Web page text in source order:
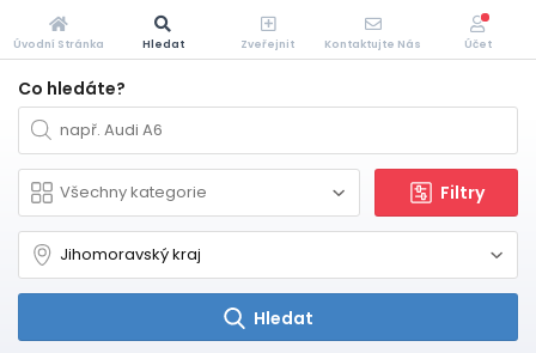
Co hledáte?
Filtry
Hledat
Úvodní Stránka Hledat Zveřejnit Kontaktujte Nás Účet